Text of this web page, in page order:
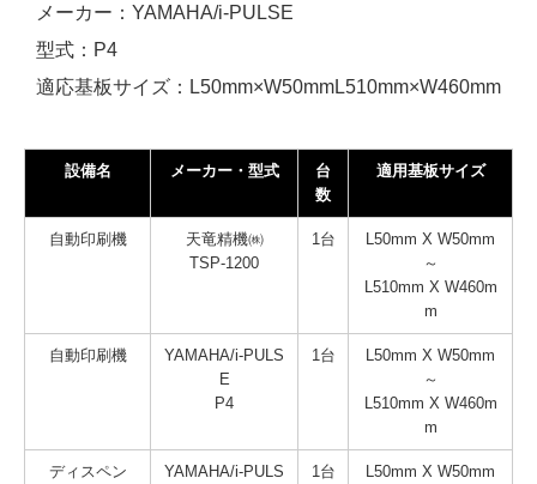
メーカー：YAMAHA/i-PULSE
型式：P4
適応基板サイズ：L50mm×W50mmL510mm×W460mm
設備名 メーカー・型式
台
数
適用基板サイズ
自動印刷機
天竜精機㈱
TSP-1200
1台
L50mm X W50mm
～
L510mm X W460m
m
自動印刷機
YAMAHA/i-PULS
E
P4
1台
L50mm X W50mm
～
L510mm X W460m
m
ディスペン
YAMAHA/i-PULS
1台
L50mm X W50mm